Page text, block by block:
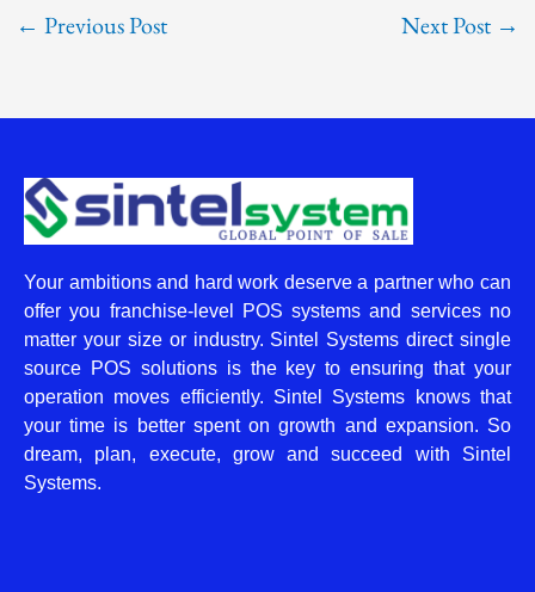
← Previous Post Next Post →
Your ambitions and hard work deserve a partner who can
offer you franchise-level POS systems and services no
matter your size or industry. Sintel Systems direct single
source POS solutions is the key to ensuring that your
operation moves efficiently. Sintel Systems knows that
your time is better spent on growth and expansion. So
dream, plan, execute, grow and succeed with Sintel
Systems.